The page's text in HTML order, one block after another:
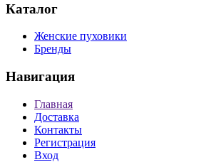
Каталог
Женские пуховики
Бренды
Навигация
Главная
Доставка
Контакты
Регистрация
Вход